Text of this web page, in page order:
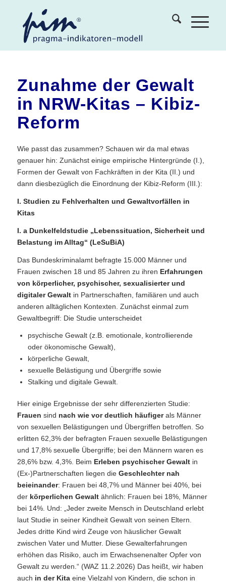
Zunahme der Gewalt
in NRW-Kitas – Kibiz-
Reform
Wie passt das zusammen? Schauen wir da mal etwas
genauer hin: Zunächst einige empirische Hintergründe (I.),
Formen der Gewalt von Fachkräften in der Kita (II.) und
dann diesbezüglich die Einordnung der Kibiz-Reform (III.):
I. Studien zu Fehlverhalten und Gewaltvorfällen in
Kitas
I. a Dunkelfeldstudie „Lebenssituation, Sicherheit und
Belastung im Alltag“ (LeSuBiA)
Das Bundeskriminalamt befragte 15.000 Männer und
Frauen zwischen 18 und 85 Jahren zu ihren Erfahrungen
von körperlicher, psychischer, sexualisierter und
digitaler Gewaltin Partnerschaften, familiären und auch
anderen alltäglichen Kontexten. Zunächst einmal zum
Gewaltbegriff: Die Studie unterscheidet
psychische Gewalt (z.B. emotionale, kontrollierende
oder ökonomische Gewalt),
körperliche Gewalt,
sexuelle Belästigung und Übergriffe sowie
Stalking und digitale Gewalt.
Hier einige Ergebnisse der sehr differenzierten Studie:
Frauen sind nach wie vor deutlich häufigerals Männer
von sexuellen Belästigungen und Übergriffen betroffen. So
erlitten 62,3% der befragten Frauen sexuelle Belästigungen
und 17,8% sexuelle Übergriffe; bei den Männern waren es
28,6% bzw. 4,3%. Beim Erleben psychischer Gewaltin
(Ex-)Partnerschaften liegen die Geschlechter nah
beieinander: Frauen bei 48,7% und Männer bei 40%, bei
der körperlichen Gewaltähnlich: Frauen bei 18%, Männer
bei 14%. Und: „Jeder zweite Mensch in Deutschland erlebt
laut Studie in seiner Kindheit Gewalt von seinen Eltern.
Jedes dritte Kind wird Zeuge von häuslicher Gewalt
zwischen Vater und Mutter. Diese Gewalterfahrungen
erhöhen das Risiko, auch im Erwachsenenalter Opfer von
Gewalt zu werden.“ (WAZ 11.2.2026) Das heißt, wir haben
auch in der Kitaeine Vielzahl von Kindern, die schon in